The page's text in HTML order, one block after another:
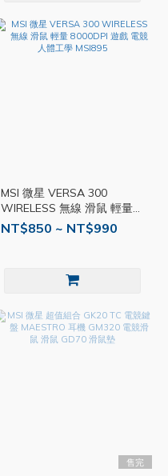
MSI 微星 VERSA 300
WIRELESS 無線 滑鼠 輕量
8000DPI 遊戲 電競 人體工學
MSI895
NT$850 ~ NT$990
售完